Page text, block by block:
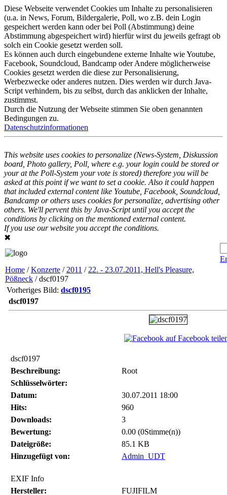
Diese Webseite verwendet Cookies um Inhalte zu personalisieren
(u.a. in News, Forum, Bildergalerie, Poll, wo z.B. dein Login
gespeichert werden kann oder bei Poll (Abstimmung) deine
Abstimmung abgespeichert wird) hierfür wirst du jeweils gefragt ob
solch ein Cookie gesetzt werden soll.
Es können auch durch eingebundene externe Inhalte wie Youtube,
Facebook, Soundcloud, Bandcamp oder Andere möglicherweise
Cookies gesetzt werden die diese zur Personalisierung,
Werbezwecke oder anderes nutzen. Dies werden wir durch Java-
Script verhindern, bis zu selbst, durch das anklicken der Inhalte,
zustimmst.
Durch die Nutzung der Webseite stimmen Sie oben genannten
Bedingungen zu.
Datenschutzinformationen
This website uses cookies to personalize (News-System, Diskussion
board, Photo gallery, Poll, where e.g. your login could be stored or
your at the Poll-System your vote is stored) therefore you will be
asked at this point if we want to set a cookie. Also it could happen
that included external content like Youtube, Facebook, Soundcloud,
Bandcamp or others uses cookies for personalize, advertising other
others. We'll pervent this by Java-Script until you accept the
conditions by clicking on the mentioned external content.
If you use our website you accept the conditions.
✖
Home /Konzerte / 2011 / 22. - 23.07.2011, Hell's Pleasure,
Pößneck / dscf0197
Vorheriges Bild: dscf0195
dscf0197
auf Facebook
dscf0197
Beschreibung:
Root
Schlüsselwörter:
Datum:
30.07.2011 18:00
Hits:
960
Downloads:
3
Bewertung:
0.00 (0Stimme(n))
Dateigröße:
85.1 KB
Hinzugefügt von:
Admin_UDT
EXIF Info
Hersteller:
FUJIFILM